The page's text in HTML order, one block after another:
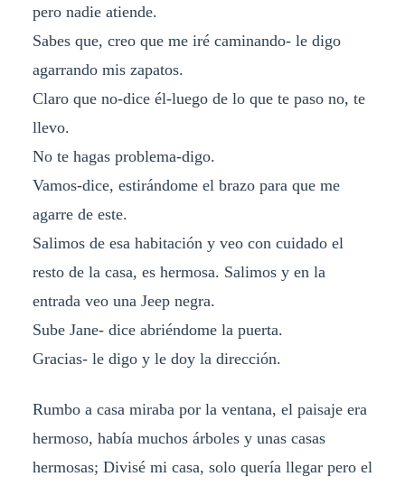
pero nadie atiende.
Sabes que, creo que me iré caminando- le digo
agarrando mis zapatos.
Claro que no-dice él-luego de lo que te paso no, te
llevo.
No te hagas problema-digo.
Vamos-dice, estirándome el brazo para que me
agarre de este.
Salimos de esa habitación y veo con cuidado el
resto de la casa, es hermosa. Salimos y en la
entrada veo una Jeep negra.
Sube Jane- dice abriéndome la puerta.
Gracias- le digo y le doy la dirección.
Rumbo a casa miraba por la ventana, el paisaje era
hermoso, había muchos árboles y unas casas
hermosas; Divisé mi casa, solo quería llegar pero el